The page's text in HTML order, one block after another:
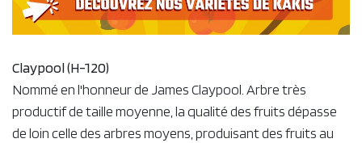
Claypool (H-120)
Nommé en l'honneur de James Claypool. Arbre très
productif de taille moyenne, la qualité des fruits dépasse
de loin celle des arbres moyens, produisant des fruits au